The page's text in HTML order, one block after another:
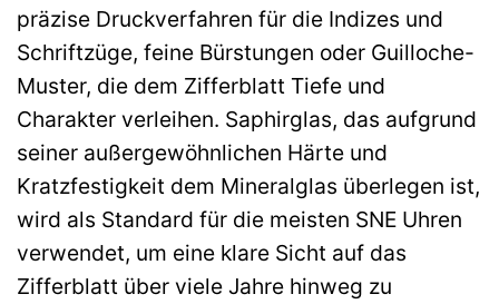
präzise Druckverfahren für die Indizes und
Schriftzüge, feine Bürstungen oder Guilloche-
Muster, die dem Zifferblatt Tiefe und
Charakter verleihen. Saphirglas, das aufgrund
seiner außergewöhnlichen Härte und
Kratzfestigkeit dem Mineralglas überlegen ist,
wird als Standard für die meisten SNE Uhren
verwendet, um eine klare Sicht auf das
Zifferblatt über viele Jahre hinweg zu